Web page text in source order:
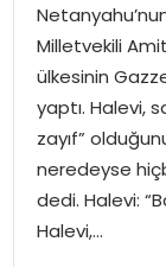
YAŞAM
MAGAZIN
SAĞLIK
SOSYAL HABER
Milletvekili
ülkesinin
yaptı. Halevi,
zayıf”
neredeyse
dedi. Halevi:
Halevi,…